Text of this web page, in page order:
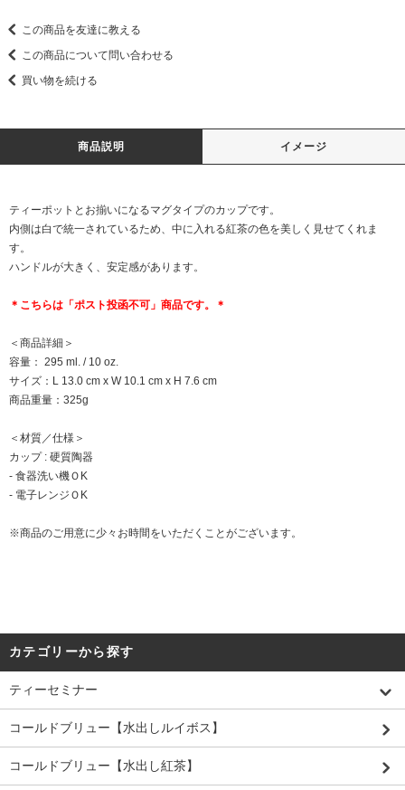
この商品を友達に教える
この商品について問い合わせる
買い物を続ける
商品説明 イメージ
ティーポットとお揃いになるマグタイプのカップです。
内側は白で統一されているため、中に入れる紅茶の色を美しく見せてくれま
す。
ハンドルが大きく、安定感があります。
＊こちらは「ポスト投函不可」商品です。＊
＜商品詳細＞
容量： 295 ml. / 10 oz.
サイズ：L 13.0 cm x W 10.1 cm x H 7.6 cm
商品重量：325g
＜材質／仕様＞
カップ : 硬質陶器
- 食器洗い機ＯK
- 電子レンジＯK
※商品のご用意に少々お時間をいただくことがございます。
カテゴリーから探す
ティーセミナー
コールドブリュー【水出しルイボス】
コールドブリュー【水出し紅茶】